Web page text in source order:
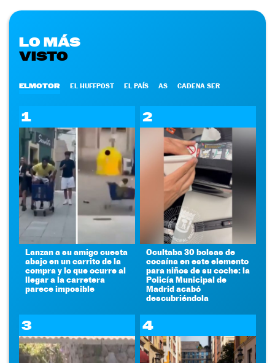
LO MÁS
VISTO
ELMOTOR EL HUFFPOST EL PAÍS AS CADENA SER
1
Lanzan a su amigo cuesta
abajo en un carrito de la
compra y lo que ocurre al
llegar a la carretera
parece imposible
2
Ocultaba 30 bolsas de
cocaína en este elemento
para niños de su coche: la
Policía Municipal de
Madrid acabó
descubriéndola
3 4